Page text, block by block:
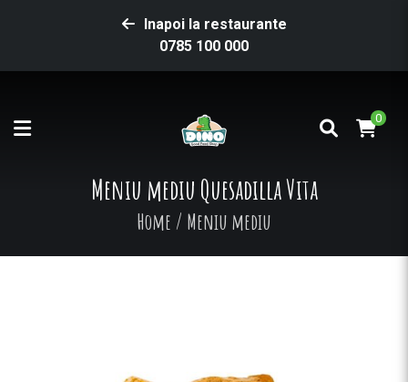
Inapoi la restaurante
0785 100 000
0
Meniu mediu Quesadilla Vita
Home / Meniu mediu